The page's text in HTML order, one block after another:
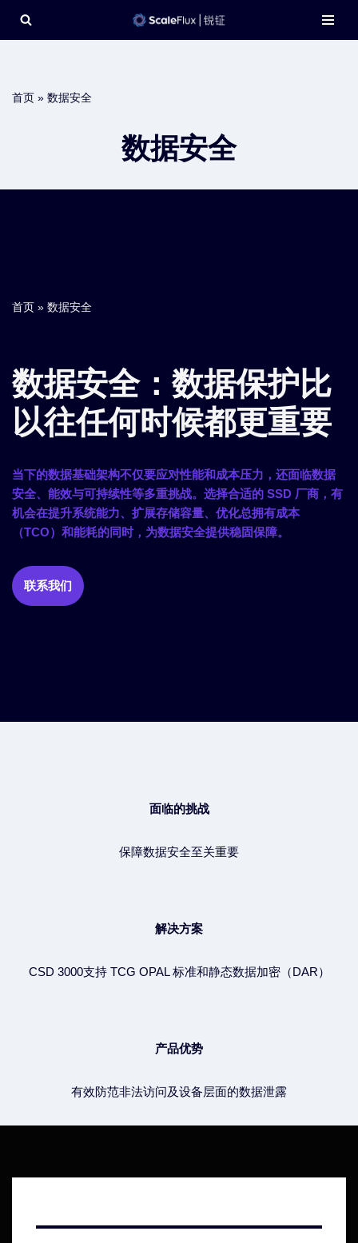
Skip
首页 » 数据安全
数据安全
首页 » 数据安全
数据安全：数据保护比
以往任何时候都更重要
当下的数据基础架构不仅要应对性能和成本压力，还面临数据
安全、能效与可持续性等多重挑战。选择合适的 SSD 厂商，有
机会在提升系统能力、扩展存储容量、优化总拥有成本
（TCO）和能耗的同时，为数据安全提供稳固保障。
联系我们
面临的挑战
保障数据安全至关重要
解决方案
CSD 3000支持 TCG OPAL 标准和静态数据加密（DAR）
产品优势
有效防范非法访问及设备层面的数据泄露